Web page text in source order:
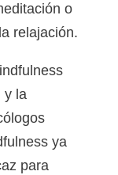
o
relajación.
y la
ya
para